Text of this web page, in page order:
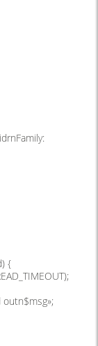
{
outn$msg»;